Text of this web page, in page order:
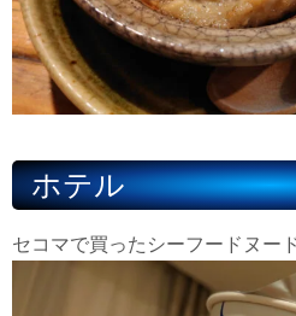
ホテル
セコマで買ったシーフードヌー